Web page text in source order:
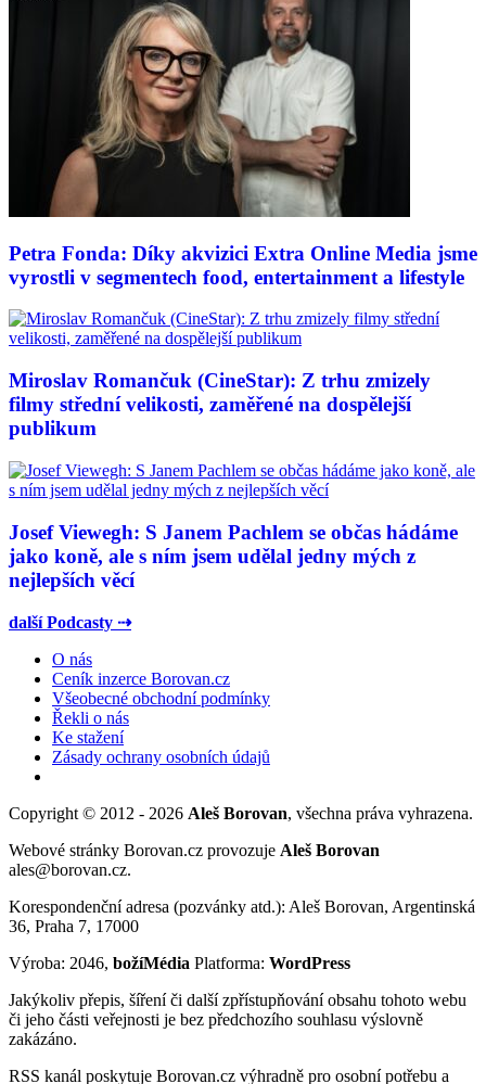
Petra Fonda: Díky akvizici Extra Online Media jsme
vyrostli v segmentech food, entertainment a lifestyle
Miroslav Romančuk (CineStar): Z trhu zmizely
filmy střední velikosti, zaměřené na dospělejší
publikum
Josef Viewegh: S Janem Pachlem se občas hádáme
jako koně, ale s ním jsem udělal jedny mých z
nejlepších věcí
další Podcasty ⇢
O nás
Ceník inzerce Borovan.cz
Všeobecné obchodní podmínky
Řekli o nás
Ke stažení
Zásady ochrany osobních údajů
Copyright © 2012 - 2026 Aleš Borovan, všechna práva vyhrazena.
Webové stránky Borovan.cz provozuje Aleš Borovan
ales@borovan.cz.
Korespondenční adresa (pozvánky atd.): Aleš Borovan, Argentinská
36, Praha 7, 17000
Výroba: 2046, božíMédia Platforma: WordPress
Jakýkoliv přepis, šíření či další zpřístupňování obsahu tohoto webu
či jeho části veřejnosti je bez předchozího souhlasu výslovně
zakázáno.
RSS kanál poskytuje Borovan.cz výhradně pro osobní potřebu a